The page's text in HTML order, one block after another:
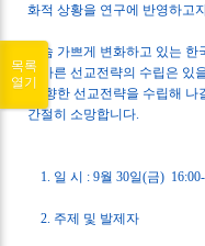
화적 상황을 연구에 반영하고
숨 가쁘게 변화하고 있는
올바른 선교전략의 수립은 있
를 향한 선교전략을 수립해
간절히 소망합니다.
1. 일 시 : 9월30일(금)
2. 주제 및 발제자
목록
열기